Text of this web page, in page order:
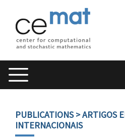
PUBLICATIONS> ARTIGOS
INTERNACIONAIS